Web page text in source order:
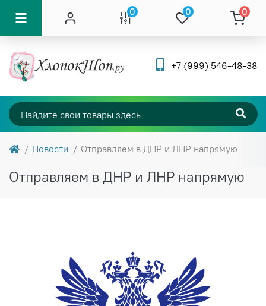
0 0 0
+7 (999) 546-48-38
Новости Отправляем в ДНР и ЛНР напрямую
Отправляем в ДНР и ЛНР напрямую